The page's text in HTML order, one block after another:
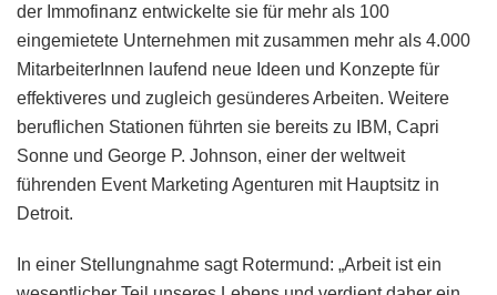
der Immofinanz entwickelte sie für mehr als 100
eingemietete Unternehmen mit zusammen mehr als 4.000
MitarbeiterInnen laufend neue Ideen und Konzepte für
effektiveres und zugleich gesünderes Arbeiten. Weitere
beruflichen Stationen führten sie bereits zu IBM, Capri
Sonne und George P. Johnson, einer der weltweit
führenden Event Marketing Agenturen mit Hauptsitz in
Detroit.
In einer Stellungnahme sagt Rotermund: „Arbeit ist ein